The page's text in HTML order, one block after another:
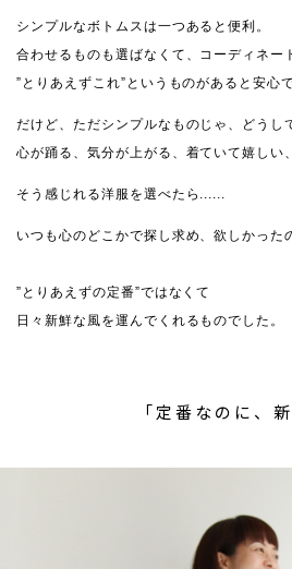
シンプルなボトムスは一つあると便利。
合わせるものも選ばなくて、コーディネー
”とりあえずこれ”というものがあると安心で
だけど、ただシンプルなものじゃ、どうし
心が踊る、気分が上がる、着ていて嬉しい
そう感じれる洋服を選べたら......
いつも心のどこかで探し求め、欲しかった
”とりあえずの定番”ではなくて
日々新鮮な風を運んでくれるものでした。
「定番なのに、